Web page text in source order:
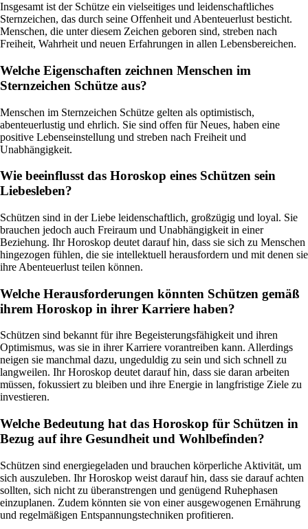
Insgesamt ist der Schütze ein vielseitiges und leidenschaftliches
Sternzeichen, das durch seine Offenheit und Abenteuerlust besticht.
Menschen, die unter diesem Zeichen geboren sind, streben nach
Freiheit, Wahrheit und neuen Erfahrungen in allen Lebensbereichen.
Welche Eigenschaften zeichnen Menschen im
Sternzeichen Schütze aus?
Menschen im Sternzeichen Schütze gelten als optimistisch,
abenteuerlustig und ehrlich. Sie sind offen für Neues, haben eine
positive Lebenseinstellung und streben nach Freiheit und
Unabhängigkeit.
Wie beeinflusst das Horoskop eines Schützen sein
Liebesleben?
Schützen sind in der Liebe leidenschaftlich, großzügig und loyal. Sie
brauchen jedoch auch Freiraum und Unabhängigkeit in einer
Beziehung. Ihr Horoskop deutet darauf hin, dass sie sich zu Menschen
hingezogen fühlen, die sie intellektuell herausfordern und mit denen sie
ihre Abenteuerlust teilen können.
Welche Herausforderungen könnten Schützen gemäß
ihrem Horoskop in ihrer Karriere haben?
Schützen sind bekannt für ihre Begeisterungsfähigkeit und ihren
Optimismus, was sie in ihrer Karriere vorantreiben kann. Allerdings
neigen sie manchmal dazu, ungeduldig zu sein und sich schnell zu
langweilen. Ihr Horoskop deutet darauf hin, dass sie daran arbeiten
müssen, fokussiert zu bleiben und ihre Energie in langfristige Ziele zu
investieren.
Welche Bedeutung hat das Horoskop für Schützen in
Bezug auf ihre Gesundheit und Wohlbefinden?
Schützen sind energiegeladen und brauchen körperliche Aktivität, um
sich auszuleben. Ihr Horoskop weist darauf hin, dass sie darauf achten
sollten, sich nicht zu überanstrengen und genügend Ruhephasen
einzuplanen. Zudem könnten sie von einer ausgewogenen Ernährung
und regelmäßigen Entspannungstechniken profitieren.